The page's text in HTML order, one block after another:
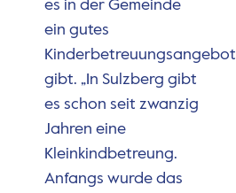
es in der Gemeinde
ein gutes
Kinderbetreuungsangebot
gibt. „In Sulzberg gibt
es schon seit zwanzig
Jahren eine
Kleinkindbetreung.
Anfangs wurde das